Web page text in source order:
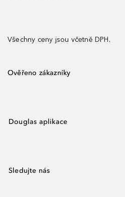
Všechny ceny jsou včetně DPH.
Ověřeno zákazníky
Douglas aplikace
Sledujte nás